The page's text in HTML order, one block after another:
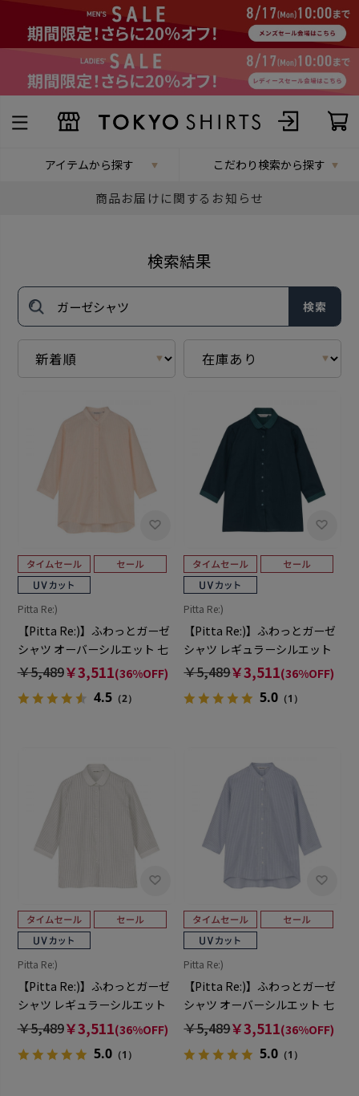
アイテムから探す こだわり検索から探す
商品お届けに関するお知らせ
検索結果
検索
Pitta Re:)
【Pitta Re:)】ふわっとガーゼ
シャツ オーバーシルエット 七
分袖 綿100% レディース カジ
￥5,489￥3,511(36%OFF)
4.5（2）
Pitta Re:)
【Pitta Re:)】ふわっとガーゼ
シャツ レギュラーシルエット
七分袖 綿100% レディース カ
ジュアルシャツ
￥5,489￥3,511(36%OFF)
5.0 （1）
Pitta Re:)
【Pitta Re:)】ふわっとガーゼ
シャツ レギュラーシルエット
七分袖 綿100% レディース カ
ジュアルシャツ
￥5,489￥3,511(36%OFF)
5.0（1）
Pitta Re:)
【Pitta Re:)】ふわっとガーゼ
シャツ オーバーシルエット 七
分袖 綿100% レディース カジ
ュアルシャツ
￥5,489￥3,511(36%OFF)
5.0 （1）